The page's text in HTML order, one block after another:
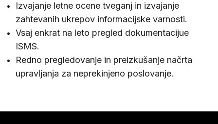
Izvajanje letne ocene tveganj in izvajanje
zahtevanih ukrepov informacijske varnosti.
Vsaj enkrat na leto pregled dokumentacijue
ISMS.
Redno pregledovanje in preizkušanje načrta
upravljanja za neprekinjeno poslovanje.